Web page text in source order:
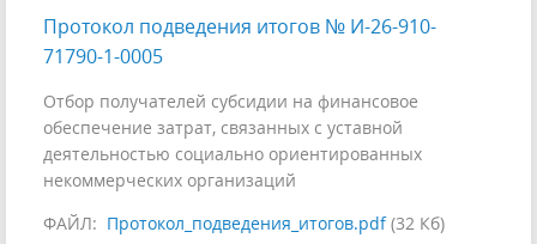
Протокол подведения итогов № И-26-910-
71790-1-0005
Отбор получателей субсидии на финансовое
обеспечение затрат, связанных с уставной
деятельностью социально ориентированных
некоммерческих организаций
ФАЙЛ: Протокол_подведения_итогов.pdf(32 Кб)